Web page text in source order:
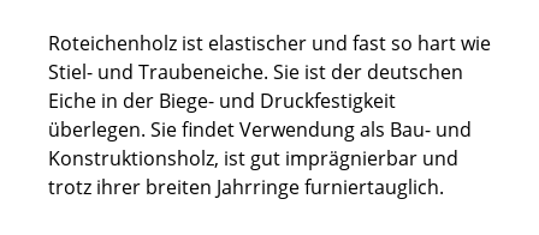
Roteichenholz ist elastischer und fast so hart wie
Stiel- und Traubeneiche. Sie ist der deutschen
Eiche in der Biege- und Druckfestigkeit
überlegen. Sie findet Verwendung als Bau- und
Konstruktionsholz, ist gut imprägnierbar und
trotz ihrer breiten Jahrringe furniertauglich.